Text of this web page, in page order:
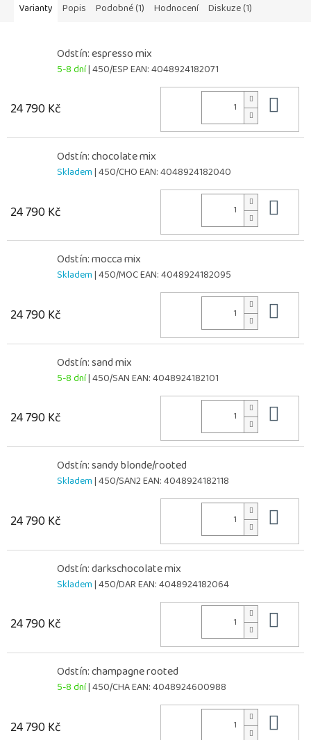
Varianty Popis Podobné (1) Hodnocení Diskuze (1)
Odstín: espresso mix
5-8 dní| 450/ESPEAN:4048924182071
24 790 Kč
Odstín: chocolate mix
Skladem| 450/CHOEAN:4048924182040
24 790 Kč
Odstín: mocca mix
Skladem| 450/MOCEAN:4048924182095
24 790 Kč
Odstín: sand mix
5-8 dní| 450/SANEAN:4048924182101
24 790 Kč
Odstín: sandy blonde/rooted
Skladem| 450/SAN2EAN:4048924182118
24 790 Kč
Odstín: darkschocolate mix
Skladem| 450/DAREAN:4048924182064
24 790 Kč
Odstín: champagne rooted
5-8 dní| 450/CHAEAN:4048924600988
24 790 Kč